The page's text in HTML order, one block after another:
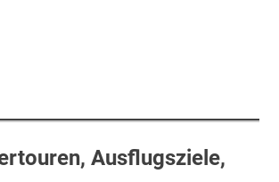
Ausflugsziele,